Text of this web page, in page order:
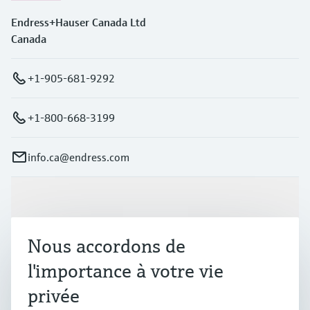
-50 °C … 200 °C
(-58 °F … 392 °F)
Endress+Hauser Canada Ltd
Canada
+1-905-681-9292
+1-800-668-3199
info.ca@endress.com
Industries
Support
Nous accordons de
l'importance à votre vie
privée